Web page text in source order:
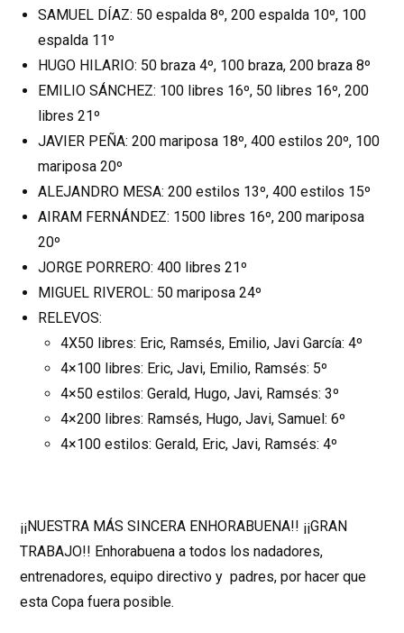
SAMUEL DÍAZ: 50 espalda 8º, 200 espalda 10º, 100
espalda 11º
HUGO HILARIO: 50 braza 4º, 100 braza, 200 braza 8º
EMILIO SÁNCHEZ: 100 libres 16º, 50 libres 16º, 200
libres 21º
JAVIER PEÑA: 200 mariposa 18º, 400 estilos 20º, 100
mariposa 20º
ALEJANDRO MESA: 200 estilos 13º, 400 estilos 15º
AIRAM FERNÁNDEZ: 1500 libres 16º, 200 mariposa
20º
JORGE PORRERO: 400 libres 21º
MIGUEL RIVEROL: 50 mariposa 24º
RELEVOS:
4X50 libres: Eric, Ramsés, Emilio, Javi García: 4º
4×100 libres: Eric, Javi, Emilio, Ramsés: 5º
4×50 estilos: Gerald, Hugo, Javi, Ramsés: 3º
4×200 libres: Ramsés, Hugo, Javi, Samuel: 6º
4×100 estilos: Gerald, Eric, Javi, Ramsés: 4º
¡¡NUESTRA MÁS SINCERA ENHORABUENA!! ¡¡GRAN
TRABAJO!! Enhorabuena a todos los nadadores,
entrenadores, equipo directivo y padres, por hacer que
esta Copa fuera posible.